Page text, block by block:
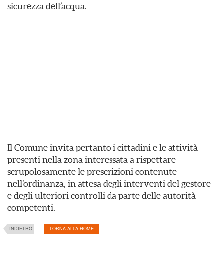
sicurezza dell’acqua.
Il Comune invita pertanto i cittadini e le attività
presenti nella zona interessata a rispettare
scrupolosamente le prescrizioni contenute
nell’ordinanza, in attesa degli interventi del gestore
e degli ulteriori controlli da parte delle autorità
competenti.
INDIETRO TORNA ALLA HOME